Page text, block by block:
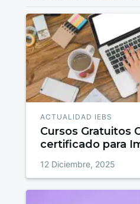
ACTUALIDAD IEBS
Cursos Gratuitos
certificado para
12 Diciembre, 2025